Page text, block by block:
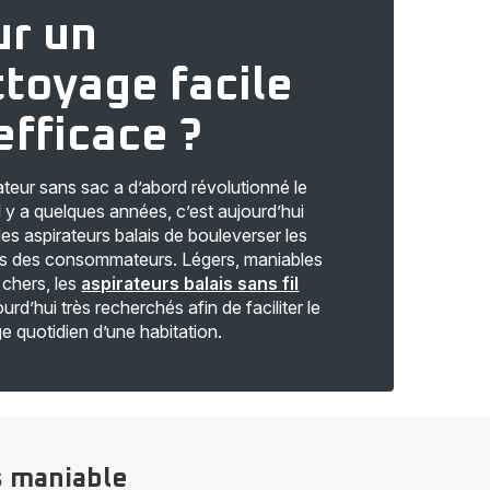
un
facile
?
sans sac a d’abord révolutionné le
a quelques années, c’est aujourd’hui
aspirateurs balais de bouleverser les
des consommateurs. Légers, maniables
les aspirateurs balais sans fil
très recherchés afin de faciliter le
quotidien d’une habitation.
maniable